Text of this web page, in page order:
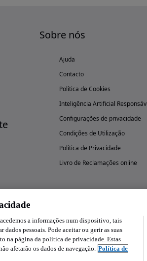
Sobre nós
Ajuda
Contacto
Política de Cookies
Inteligência Artificial
Configurações de privacidade
Condições de Utilização
Política de Privacidade
Livro de Reclamações online
a informações num dispositivo, tais
pessoais. Pode aceitar ou gerir as suas
na página da política de privacidade. Estas
afetarão os dados de navegação. Política de